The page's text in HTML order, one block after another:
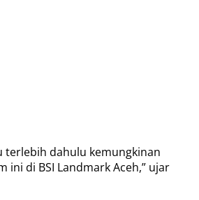
terlebih dahulu kemungkinan
ini di BSI Landmark Aceh,” ujar